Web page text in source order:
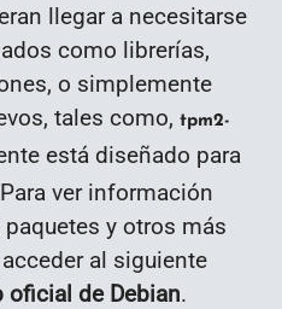
llegar a necesitarse
como librerías,
o simplemente
tales como, tpm2-
está diseñado para
ver información
y otros más
al siguiente
oficial de Debian.